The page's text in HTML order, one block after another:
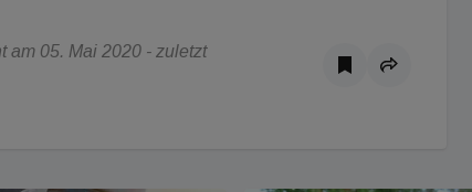
am 05. Mai 2020 - zuletzt